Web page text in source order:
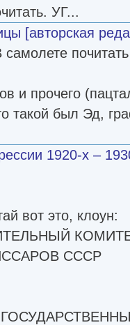
УГ...
[авторская
и прочего
такой был Эд,
1920-х –
вот это, клоун:
СССР